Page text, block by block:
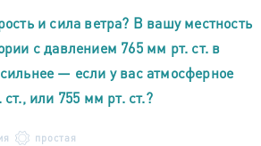
и сила ветра? В вашу местность
с давлением 765 мм рт. ст. в
— если у вас атмосферное
или 755 мм рт. ст.?
простая